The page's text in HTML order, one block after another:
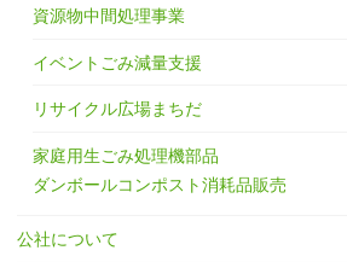
資源物中間処理事業
イベントごみ減量支援
リサイクル広場まちだ
家庭用生ごみ処理機部品
ダンボールコンポスト消耗品販売
公社について